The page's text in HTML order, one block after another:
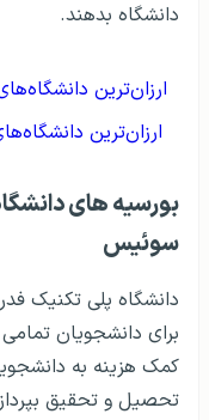
دانشگاه بدهند.
ارزان‌ترین
ارزان‌ترین
بورسیه های
سوئیس
دانشگاه پلی تکنیک
برای دانشجویان
کمک هزینه به
تحصیل و تحقیق